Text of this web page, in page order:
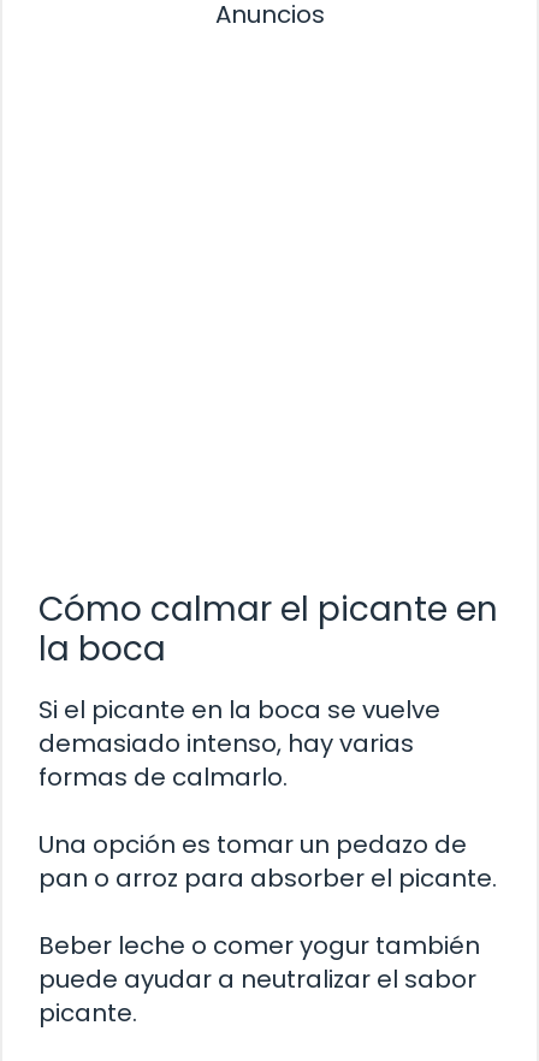
Anuncios
Cómo calmar el picante en
la boca
Si el picante en la boca se vuelve
demasiado intenso, hay varias
formas de calmarlo.
Una opción es tomar un pedazo de
pan o arroz para absorber el picante.
Beber leche o comer yogur también
puede ayudar a neutralizar el sabor
picante.